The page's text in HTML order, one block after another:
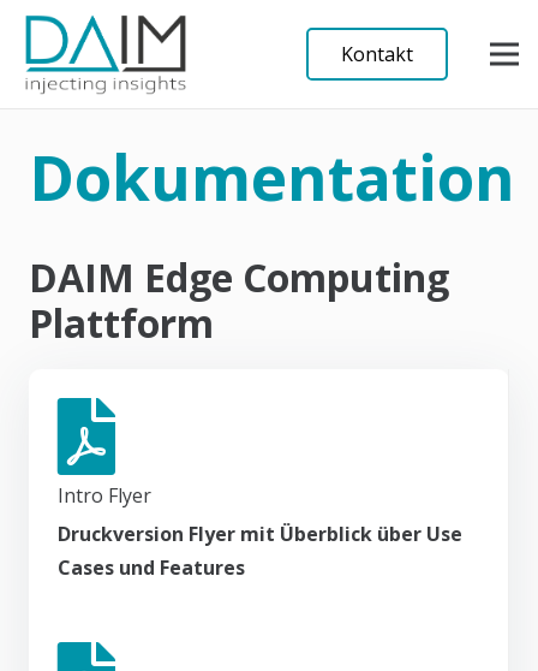
Kontakt
Dokumentation
DAIM Edge Computing
Plattform
Intro Flyer
Druckversion Flyer mit Überblick über Use
Cases und Features